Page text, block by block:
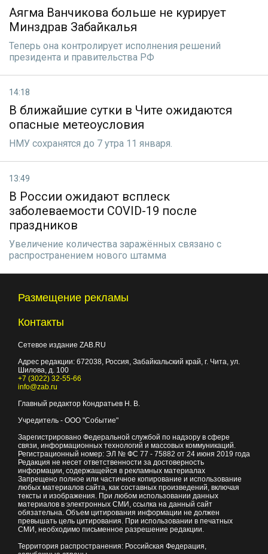
Аягма Ванчикова больше не курирует
Минздрав Забайкалья
Теперь она контролирует исполнения решений
президента и правительства РФ
14:18
В ближайшие сутки в Чите ожидаются
опасные метеоусловия
НМУ сохранятся до 7 утра 11 января.
13:49
В России ожидают всплеск
заболеваемости COVID-19 после
праздников
Увеличение количества заражённых связано с
распространением нового штамма
Размещение рекламы
Контакты
Сетевое издание ZAB.RU
Адрес редакции: 672038, Россия, Забайкальский край, г. Чита, ул.
Шилова, д. 100
+7 (3022) 32-55-66
info@zab.ru
Главный редактор Кондратьев Н. В.
Учредитель - ООО "Событие"
Зарегистрировано Федеральной службой по надзору в сфере
связи, информационных технологий и массовых коммуникаций.
Регистрационный номер: ЭЛ № ФС 77 - 75882 от 24 июня 2019 года
Редакция не несет ответственности за достоверность
информации, содержащейся в рекламных материалах
Запрещено полное или частичное копирование и использование
любых материалов сайта, как составных произведений, включая
тексты и изображения. При любом использовании данных
материалов в электронных СМИ, ссылка на данный сайт
обязательна. Объем цитирования информации не должен
превышать цель цитирования. При использовании в печатных
СМИ, необходимо письменное разрешение редакции.
Территория распространения: Российская Федерация,